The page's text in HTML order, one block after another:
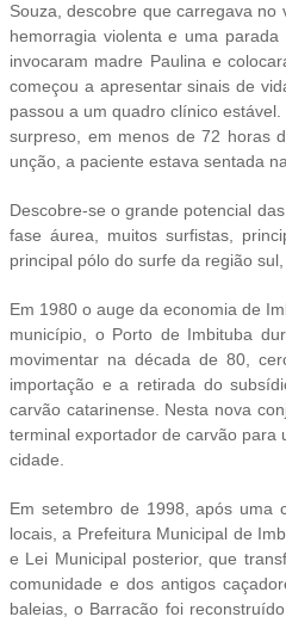
Souza, descobre que carregava
hemorragia violenta e uma
invocaram madre Paulina e
começou a apresentar sinais de
passou a um quadro clínico
surpreso, em menos de 72 horas
unção, a paciente estava sentada
Descobre-se o grande potencial
fase áurea, muitos surfistas,
principal pólo do surfe da região
Em 1980 o auge da economia de
município, o Porto de Imbituba
movimentar na década de 80,
importação e a retirada do
carvão catarinense. Nesta nova
terminal exportador de carvão para
cidade.
Em setembro de 1998, após uma
locais, a Prefeitura Municipal de
e Lei Municipal posterior, que
comunidade e dos antigos
baleias, o Barracão foi